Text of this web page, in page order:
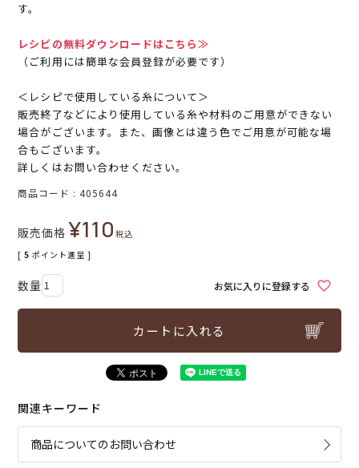
す。
レシピの無料ダウンロードはこちら≫
（ご利用には簡単な会員登録が必要です）
＜レシピで使用している糸について＞
販売終了などにより使用している糸や材料のご用意ができない
場合がございます。また、画像とは違う色でご用意が可能な場
合もございます。
詳しくはお問い合わせください。
商品コード 405644
販売価格 ¥110税込
[ 5 ポイント進呈 ]
お気に入りに登録する
カートに入れる
関連キーワード
商品についてのお問い合わせ